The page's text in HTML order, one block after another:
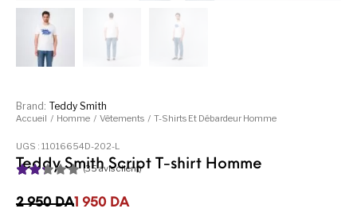
Accueil / Homme / Vêtements / T-Shirts Et Débardeur Homme
Teddy Smith Script T-shirt Homme
2.24
(35avis client)
2 950 DA
Le prix initial était : 2 950DA.
1 950 DA
Le prix actuel est : 1 950DA.
UGS :11016654D-202-L
Brand: Teddy Smith